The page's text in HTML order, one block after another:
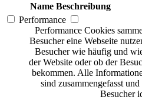
Name Beschreibung
Performance
Performance Cookies
Besucher eine Webseite
Besucher wie häufig und
der Website oder ob der
bekommen. Alle
sind zusammengefasst
Besucher